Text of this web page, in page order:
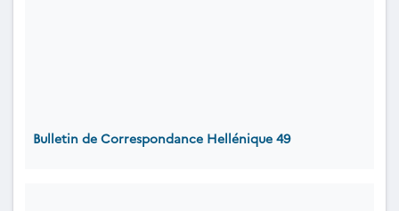
Bulletin de Correspondance Hellénique 49